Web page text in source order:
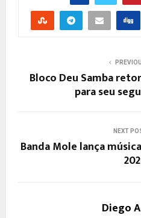
Bloco Deu Samba
para seu
NEXT
Banda Mole lança
Diego